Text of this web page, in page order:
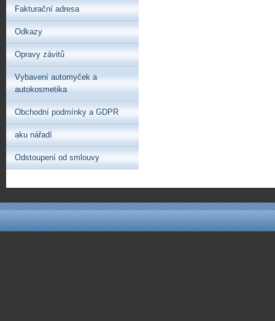
Fakturační adresa
Odkazy
Opravy závitů
Vybavení automyček a
autokosmetika
Obchodní podmínky a GDPR
aku nářadí
Odstoupení od smlouvy